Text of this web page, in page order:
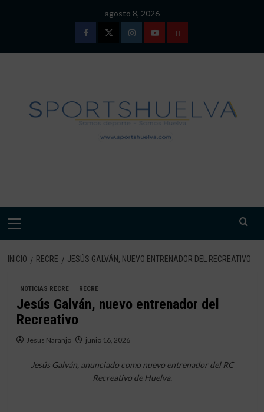
agosto 8, 2026
FacebookTwitterInstagramYoutubeTÉRMINOS
DE
USO
Menú
INICIO RECRE JESÚS GALVÁN, NUEVO ENTRENADOR DEL RECREATIVO
NOTICIAS RECRE RECRE
Jesús Galván, nuevo entrenador del
Recreativo
Jesús Naranjo junio 16, 2026
Jesús Galván, anunciado como nuevo entrenador del RC
Recreativo de Huelva.